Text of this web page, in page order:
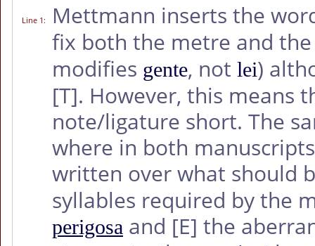
Line 1:
Mettmann inserts the
fix both the metre and
modifies gente, not lei)
[T]. However, this means
note/ligature short. The
where in both
written over what should
syllables required by the
perigosa and [E] the